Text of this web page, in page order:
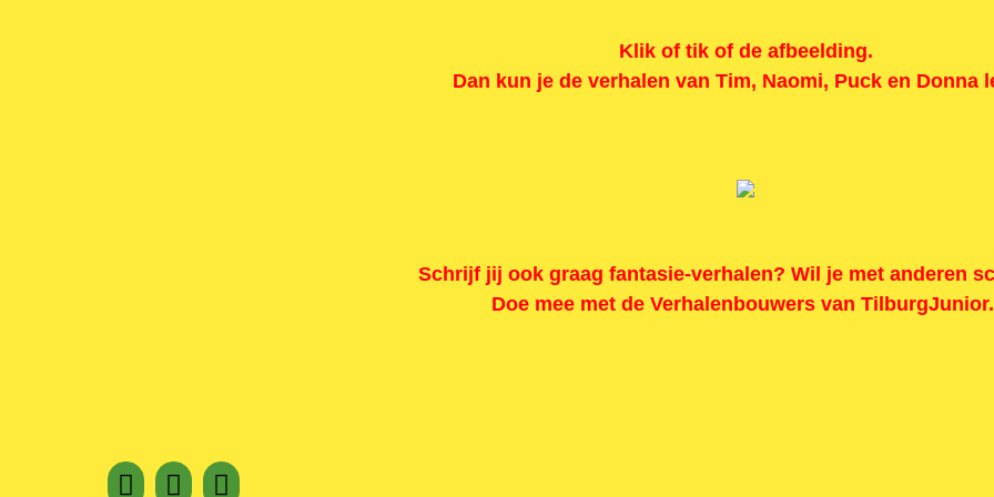
Klik of tik of de afbeelding.
Dan kun je de verhalen van Tim, Naomi, Puck en Donna
Schrijf jij ook graag fantasie-verhalen? Wil je met anderen
Doe mee met de Verhalenbouwers van TilburgJunior.